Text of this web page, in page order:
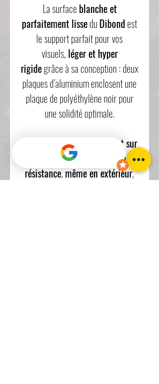
La surface blanche et
parfaitement lissedu Dibond est
le support parfait pour vos
visuels, léger et hyper
rigidegrâce à sa conception : deux
plaques d’aluminium enclosent une
plaque de polyéthylène noir pour
une solidité optimale.
impressions directement sur
le Dibondsont d’une
extrême
résistance,même en extérieur,